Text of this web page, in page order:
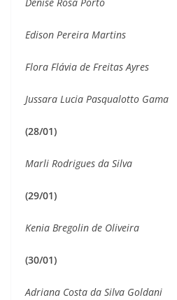
Edison Pereira Martins
Flora Flávia de Freitas Ayres
Jussara Lucia Pasqualotto Gama
(28/01)
Marli Rodrigues da Silva
(29/01)
Kenia Bregolin de Oliveira
(30/01)
Adriana Costa da Silva Goldani